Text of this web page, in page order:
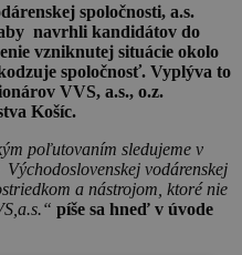
spoločnosti, a.s.
navrhli kandidátov do
vzniknutej situácie okolo
spoločnosť. Vyplýva to
VVS, a.s., o.z.
Košíc.
poľutovaním sledujeme v
vodárenskej
a nástrojom, ktoré nie
píše sa hneď v úvode